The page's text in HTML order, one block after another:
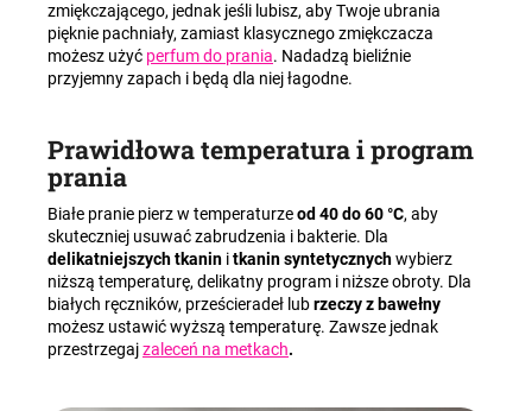
zmiękczającego, jednak jeśli lubisz, aby Twoje ubrania
pięknie pachniały, zamiast klasycznego zmiękczacza
możesz użyć perfum do prania. Nadadzą bieliźnie
przyjemny zapach i będą dla niej łagodne.
Prawidłowa temperatura i program
prania
Białe pranie pierz w temperaturzeod 40 do 60 °C, aby
skuteczniej usuwać zabrudzenia i bakterie. Dla
delikatniejszych tkanin itkanin syntetycznychwybierz
niższą temperaturę, delikatny program i niższe obroty. Dla
białych ręczników, prześcieradeł lubrzeczy z bawełny
możesz ustawić wyższą temperaturę. Zawsze jednak
przestrzegajzaleceń na metkach.